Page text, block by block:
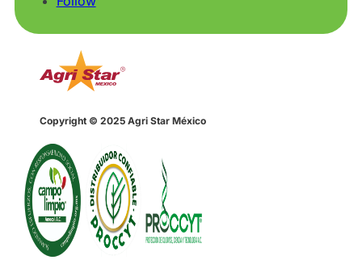
Copyright © 2025 Agri Star México